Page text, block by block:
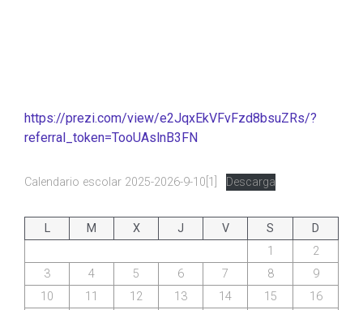
https://prezi.com/view/e2JqxEkVFvFzd8bsuZRs/?
referral_token=TooUAslnB3FN
Calendario escolar 2025-2026-9-10[1] Descarga
L M X J V S
D
1
2
3
4 5 6 7 8
9
10
11 12 13 14 15
16